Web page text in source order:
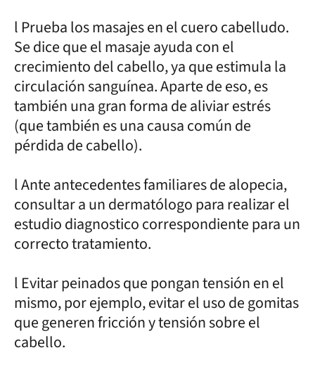
l Prueba los masajes en el cuero cabelludo.
Se dice que el masaje ayuda con el
crecimiento del cabello, ya que estimula la
circulación sanguínea. Aparte de eso, es
también una gran forma de aliviar estrés
(que también es una causa común de
pérdida de cabello).
l Ante antecedentes familiares de alopecia,
consultar a un dermatólogo para realizar el
estudio diagnostico correspondiente para un
correcto tratamiento.
l Evitar peinados que pongan tensión en el
mismo, por ejemplo, evitar el uso de gomitas
que generen fricción y tensión sobre el
cabello.